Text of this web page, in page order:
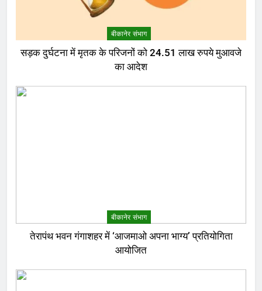
बीकानेर संभाग
सड़क दुर्घटना में मृतक के परिजनों को 24.51 लाख रुपये मुआवजे
का आदेश
बीकानेर संभाग
तेरापंथ भवन गंगाशहर में ‘आजमाओ अपना भाग्य’ प्रतियोगिता
आयोजित